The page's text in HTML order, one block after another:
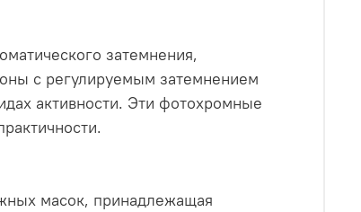
затемнения,
с регулируемым затемнением
активности. Эти фотохромные
масок, принадлежащая